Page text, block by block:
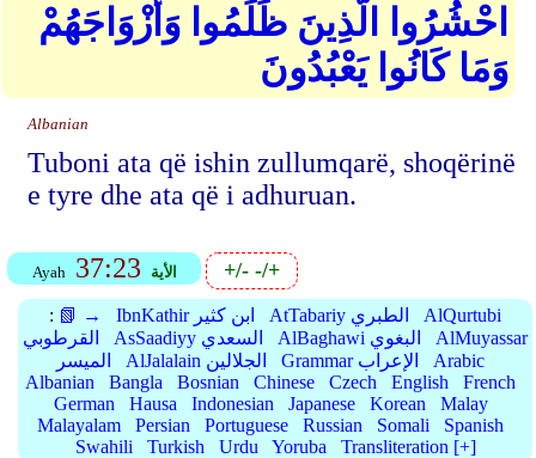
احْشُرُوا الَّذِينَ ظَلَمُوا وَأَزْوَاجَهُمْ
وَمَا كَانُوا يَعْبُدُونَ
Albanian
Tuboni ata që ishin zullumqarë, shoqërinë
e tyre dhe ata që i adhuruan.
Ayah 37:23 الأية +/--/+
: 📗 → IbnKathir ابن كثير AtTabariy الطبري
AlQurtubi
القرطوبي
AsSaadiyy السعدي AlBaghawi البغوي
AlMuyassar
الميسر
AlJalalain الجلالين Grammar الإعراب
Arabic
Albanian
Bangla Bosnian Chinese Czech English
French
German
Hausa Indonesian Japanese Korean
Malay
Malayalam
Persian Portuguese Russian Somali
Spanish
Swahili
Turkish Urdu Yoruba Transliteration [+]